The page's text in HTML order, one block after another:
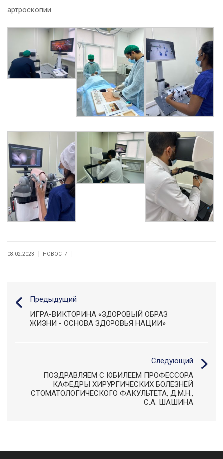
артроскопии.
08.02.2023 НОВОСТИ
Предыдущий
ИГРА-ВИКТОРИНА «ЗДОРОВЫЙ ОБРАЗ
ЖИЗНИ - ОСНОВА ЗДОРОВЬЯ НАЦИИ»
Следующий
ПОЗДРАВЛЯЕМ С ЮБИЛЕЕМ ПРОФЕССОРА
КАФЕДРЫ ХИРУРГИЧЕСКИХ БОЛЕЗНЕЙ
СТОМАТОЛОГИЧЕСКОГО ФАКУЛЬТЕТА, Д.М.Н.,
С.А. ШАШИНА